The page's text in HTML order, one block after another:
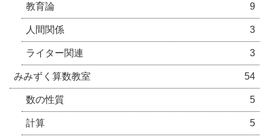
教育論 9
人間関係 3
ライター関連 3
みみずく算数教室 54
数の性質 5
計算 5